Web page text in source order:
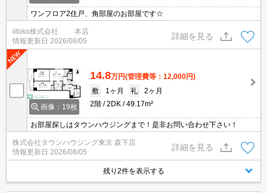
ワンフロア2住戸、角部屋のお部屋です☆
iitoko株式会社 本店
情報更新日 2026/08/05
詳細を見る
画像：19枚
14.8万円(管理費等：12,000円)
敷
1ヶ月 礼
2ヶ月
2階
2DK 49.17m²
お部屋探しはタウンハウジングまで！是非お問い合わせ下さい！
株式会社タウンハウジング東京 森下店
情報更新日 2026/08/05
詳細を見る
残り2件を表示する